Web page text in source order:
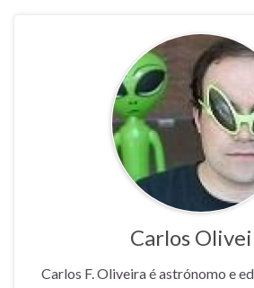
Carlos
Carlos F. Oliveira é astrónomo e